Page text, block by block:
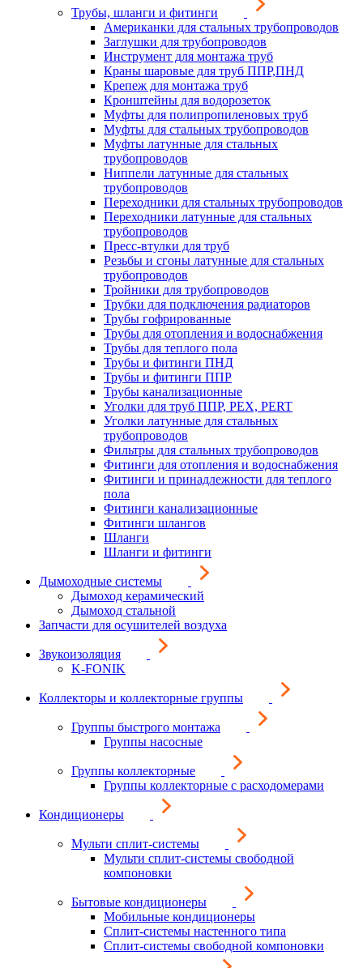
Трубы, шланги и фитинги
Американки для стальных трубопроводов
Заглушки для трубопроводов
Инструмент для монтажа труб
Краны шаровые для труб ППР,ПНД
Крепеж для монтажа труб
Кронштейны для водорозеток
Муфты для полипропиленовых труб
Муфты для стальных трубопроводов
Муфты латунные для стальных
трубопроводов
Ниппели латунные для стальных
трубопроводов
Переходники для стальных трубопроводов
Переходники латунные для стальных
трубопроводов
Пресс-втулки для труб
Резьбы и сгоны латунные для стальных
трубопроводов
Тройники для трубопроводов
Трубки для подключения радиаторов
Трубы гофрированные
Трубы для отопления и водоснабжения
Трубы для теплого пола
Трубы и фитинги ПНД
Трубы и фитинги ППР
Трубы канализационные
Уголки для труб ППР, PEX, PERT
Уголки латунные для стальных
трубопроводов
Фильтры для стальных трубопроводов
Фитинги для отопления и водоснабжения
Фитинги и принадлежности для теплого
пола
Фитинги канализационные
Фитинги шлангов
Шланги
Шланги и фитинги
Дымоходные системы
Дымоход керамический
Дымоход стальной
Запчасти для осушителей воздуха
Звукоизоляция
K-FONIK
Коллекторы и коллекторные группы
Группы быстрого монтажа
Группы насосные
Группы коллекторные
Группы коллекторные с расходомерами
Кондиционеры
Мульти сплит-системы
Мульти сплит-системы свободной
компоновки
Бытовые кондиционеры
Мобильные кондиционеры
Сплит-системы настенного типа
Сплит-системы свободной компоновки